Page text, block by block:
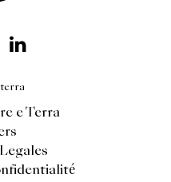
e Terra